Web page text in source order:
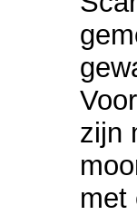
zijn
met